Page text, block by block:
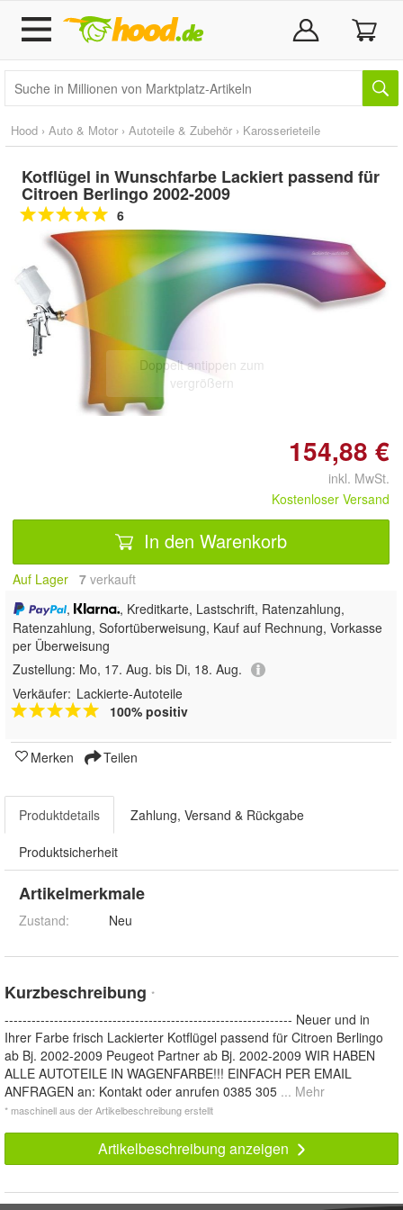
Hood › Auto & Motor › Autoteile & Zubehör › Karosserieteile
Kotflügel in Wunschfarbe Lackiert passend für
Citroen Berlingo 2002-2009
6
Doppelt antippen zum
vergrößern
154,88 €
inkl. MwSt.
Kostenloser Versand
In den Warenkorb
Auf Lager 7 verkauft
,
, Kreditkarte, Lastschrift, Ratenzahlung,
Ratenzahlung, Sofortüberweisung, Kauf auf Rechnung, Vorkasse
per Überweisung
Zustellung: Mo, 17. Aug. bis Di, 18. Aug.
Verkäufer: Lackierte-Autoteile
100% positiv
Merken Teilen
Produktdetails Zahlung, Versand & Rückgabe
Produktsicherheit
Artikelmerkmale
Zustand: Neu
Kurzbeschreibung *
---------------------------------------------------------------- Neuer und in
Ihrer Farbe frisch Lackierter Kotflügel passend für Citroen Berlingo
ab Bj. 2002-2009 Peugeot Partner ab Bj. 2002-2009 WIR HABEN
ALLE AUTOTEILE IN WAGENFARBE!!! EINFACH PER EMAIL
ANFRAGEN an: Kontakt oder anrufen 0385 305 ... Mehr
* maschinell aus der Artikelbeschreibung erstellt
Artikelbeschreibung anzeigen